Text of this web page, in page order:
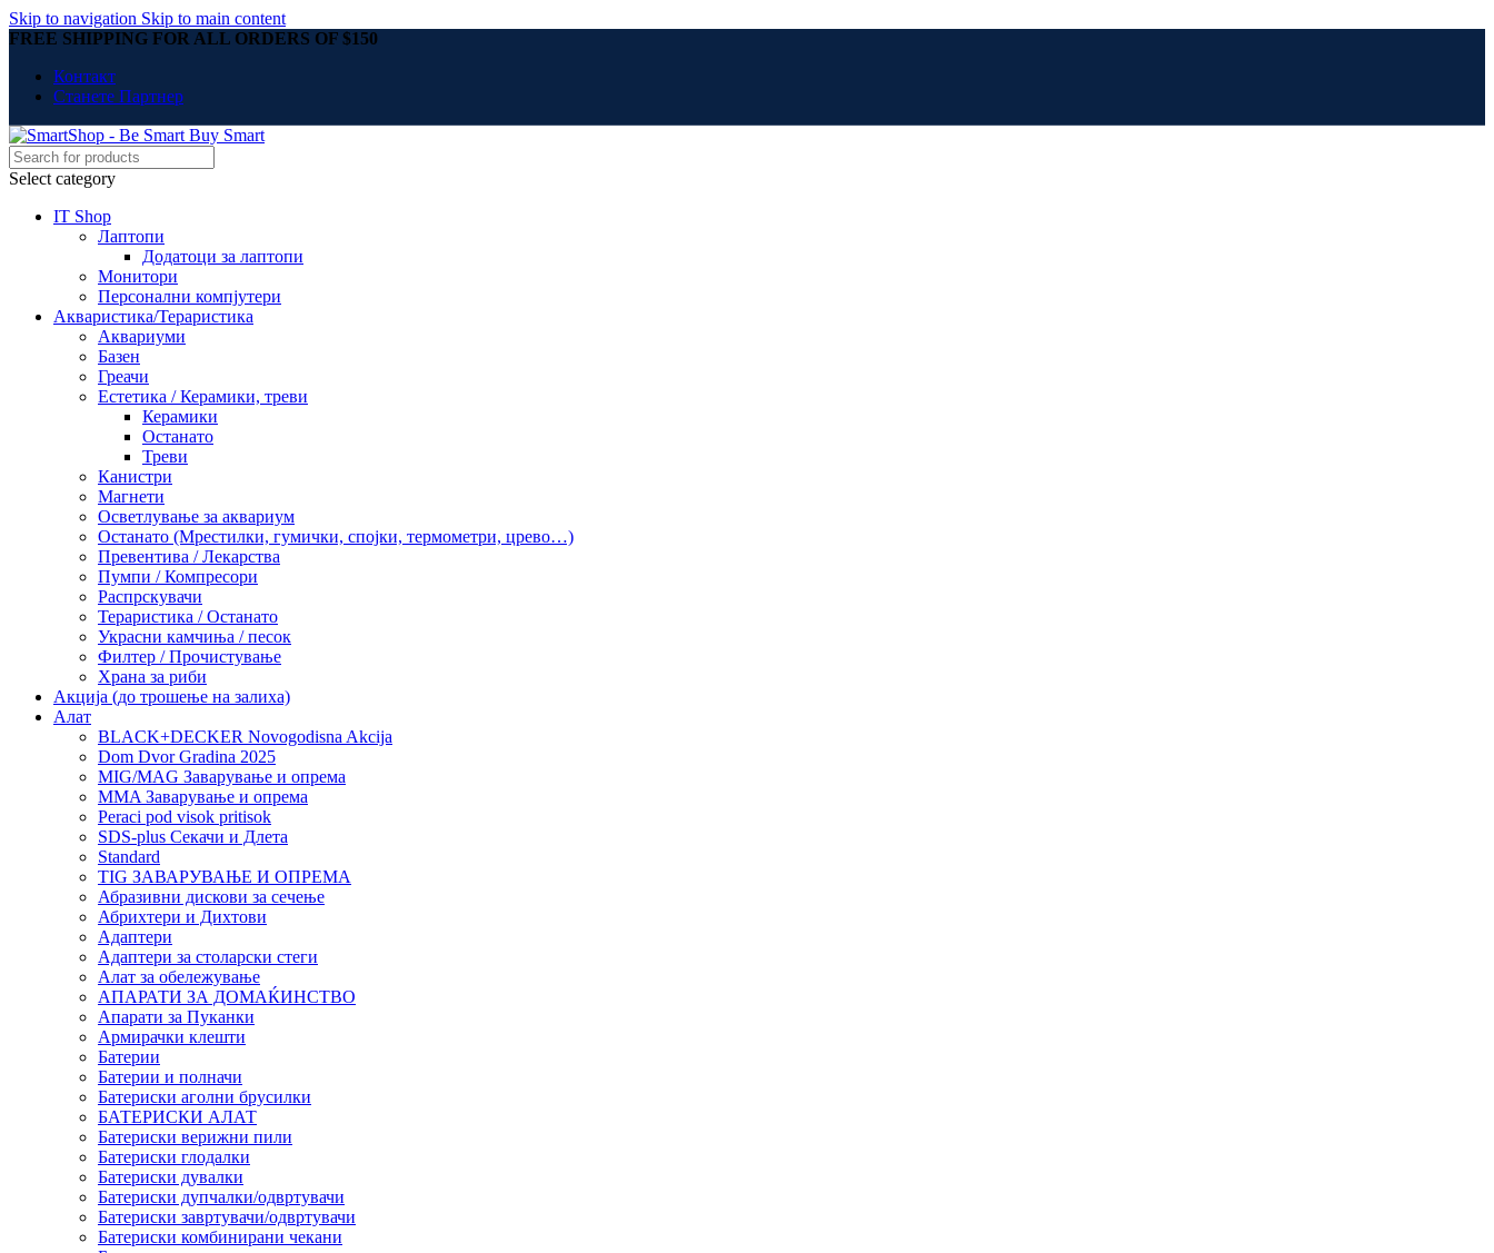
Skip to navigation Skip to main content
FREE SHIPPING FOR ALL ORDERS OF $150
Контакт
Станете Партнер
Select category
IT Shop
Лаптопи
Додатоци за лаптопи
Монитори
Персонални компјутери
Акваристика/Тераристика
Аквариуми
Базен
Греачи
Естетика / Керамики, треви
Керамики
Останато
Треви
Канистри
Магнети
Осветлување за аквариум
Останато (Мрестилки, гумички, спојки, термометри, црево…)
Превентива / Лекарства
Пумпи / Компресори
Распрскувачи
Тераристика / Останато
Украсни камчиња / песок
Филтер / Прочистување
Храна за риби
Акција (до трошење на залиха)
Алат
BLACK+DECKER Novogodisna Akcija
Dom Dvor Gradina 2025
MIG/MAG Заварување и опрема
MMA Заварување и опрема
Peraci pod visok pritisok
SDS-plus Секачи и Длета
Standard
TIG ЗАВАРУВАЊЕ И ОПРЕМА
Абразивни дискови за сечење
Абрихтери и Дихтови
Адаптери
Адаптери за столарски стеги
Алат за обележување
АПАРАТИ ЗА ДОМАЌИНСТВО
Апарати за Пуканки
Армирачки клешти
Батерии
Батерии и полначи
Батериски аголни брусилки
БАТЕРИСКИ АЛАТ
Батериски верижни пили
Батериски глодалки
Батериски дувалки
Батериски дупчалки/одвртувачи
Батериски завртувачи/одвртувачи
Батериски комбинирани чекани